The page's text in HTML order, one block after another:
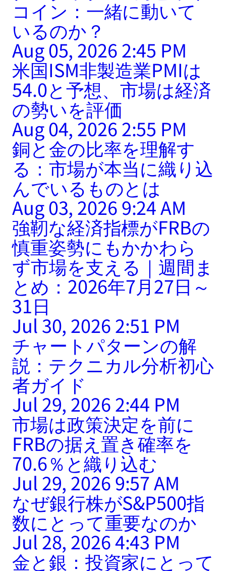
コイン：一緒に動いて
いるのか？
Aug 05, 2026 2:45 PM
米国ISM非製造業PMIは
54.0と予想、市場は経済
の勢いを評価
Aug 04, 2026 2:55 PM
銅と金の比率を理解す
る：市場が本当に織り込
んでいるものとは
Aug 03, 2026 9:24 AM
強靭な経済指標がFRBの
慎重姿勢にもかかわら
ず市場を支える｜週間ま
とめ：2026年7月27日～
31日
Jul 30, 2026 2:51 PM
チャートパターンの解
説：テクニカル分析初心
者ガイド
Jul 29, 2026 2:44 PM
市場は政策決定を前に
FRBの据え置き確率を
70.6％と織り込む
Jul 29, 2026 9:57 AM
なぜ銀行株がS&P500指
数にとって重要なのか
Jul 28, 2026 4:43 PM
金と銀：投資家にとって